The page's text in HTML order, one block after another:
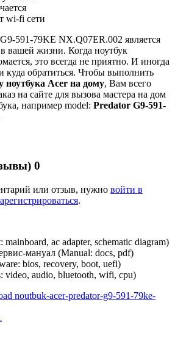
wi-fi сети
591-79KE NX.Q07ER.002 является
вашей жизни. Когда ноутбук
это всегда не приятно. И иногда
куда обратиться. Чтобы выполнить
ноутбука Acer на дому, Вам всего
на сайте для вызова мастера на дом
например model: Predator G9-591-
0
или отзыв, нужно войти в
.
mainboard, ac adapter, schematic diagram)
мануал (Manual: docs, pdf)
bios, recovery, boot, uefi)
video, audio, bluetooth, wifi, cpu)
noutbuk-acer-predator-g9-591-79ke-